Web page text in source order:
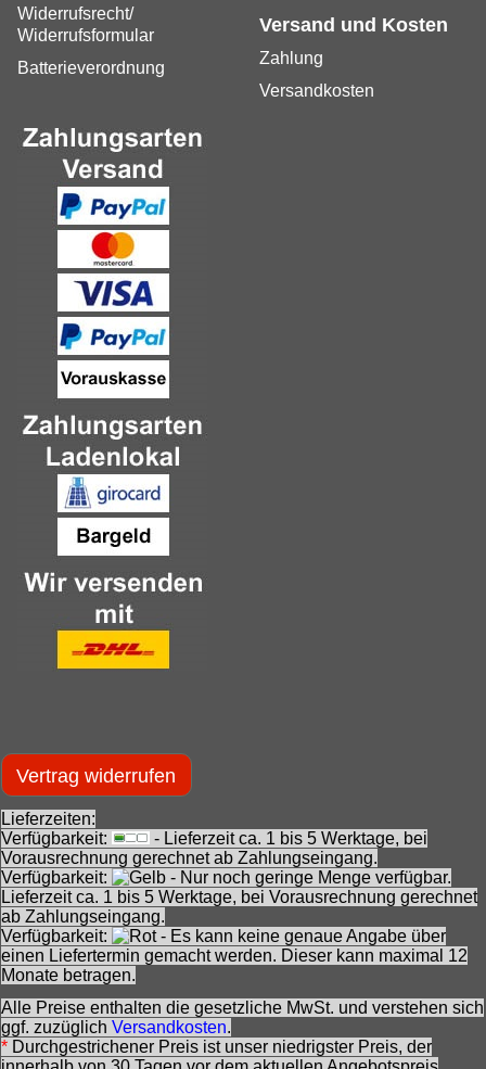
Widerrufsrecht/
Widerrufsformular
Batterieverordnung
Versand und Kosten
Zahlung
Versandkosten
Vertrag widerrufen
Lieferzeiten:
Verfügbarkeit:
- Lieferzeit ca. 1 bis 5 Werktage, bei
Vorausrechnung gerechnet ab Zahlungseingang.
Verfügbarkeit:
- Nur noch geringe Menge verfügbar.
Lieferzeit ca. 1 bis 5 Werktage, bei Vorausrechnung gerechnet
ab Zahlungseingang.
Verfügbarkeit:
- Es kann keine genaue Angabe über
einen Liefertermin gemacht werden. Dieser kann maximal 12
Monate betragen.
Alle Preise enthalten die gesetzliche MwSt. und verstehen sich
ggf. zuzüglich Versandkosten.
* Durchgestrichener Preis ist unser niedrigster Preis, der